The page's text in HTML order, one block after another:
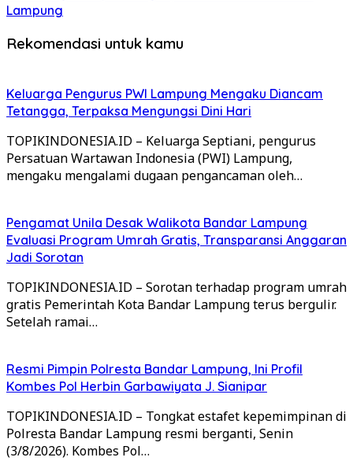
Lampung
Rekomendasi untuk kamu
Keluarga Pengurus PWI Lampung Mengaku Diancam
Tetangga, Terpaksa Mengungsi Dini Hari
TOPIKINDONESIA.ID – Keluarga Septiani, pengurus
Persatuan Wartawan Indonesia (PWI) Lampung,
mengaku mengalami dugaan pengancaman oleh…
Pengamat Unila Desak Walikota Bandar Lampung
Evaluasi Program Umrah Gratis, Transparansi Anggaran
Jadi Sorotan
TOPIKINDONESIA.ID – Sorotan terhadap program umrah
gratis Pemerintah Kota Bandar Lampung terus bergulir.
Setelah ramai…
Resmi Pimpin Polresta Bandar Lampung, Ini Profil
Kombes Pol Herbin Garbawiyata J. Sianipar
TOPIKINDONESIA.ID – Tongkat estafet kepemimpinan di
Polresta Bandar Lampung resmi berganti, Senin
(3/8/2026). Kombes Pol…